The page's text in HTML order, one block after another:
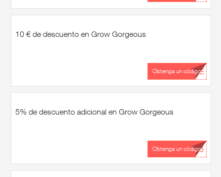
10 € de descuento en Grow Gorgeous
...LE
Obtenga un código
5% de descuento adicional en Grow Gorgeous
...X5
Obtenga un código